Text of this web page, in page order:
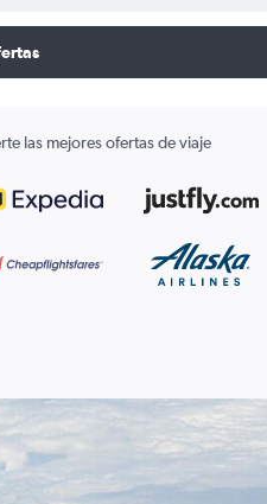
las mejores ofertas de viaje